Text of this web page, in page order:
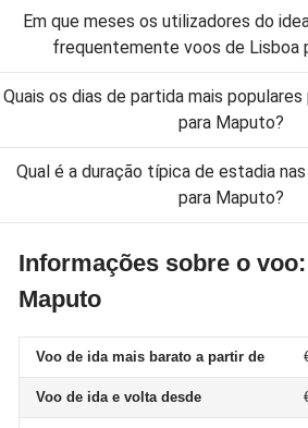
Em que meses os utilizadores do
frequentemente voos de Lisboa
Quais os dias de partida mais
para Maputo?
Qual é a duração típica de estadia
para Maputo?
Informações sobre o
Maputo
Voo de ida mais barato a partir de
Voo de ida e volta desde